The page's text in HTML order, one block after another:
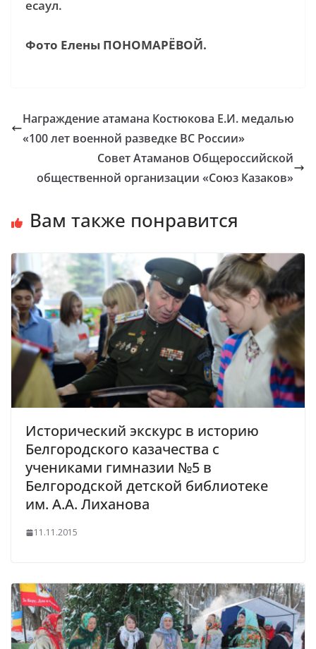
есаул.
Фото Елены ПОНОМАРЁВОЙ.
Награждение атамана Костюкова Е.И. медалью
«100 лет военной разведке ВС России»
Совет Атаманов Общероссийской
общественной организации «Союз Казаков»
Вам также понравится
Исторический экскурс в историю
Белгородского казачества с
учениками гимназии №5 в
Белгородской детской библиотеке
им. А.А. Лиханова
11.11.2015